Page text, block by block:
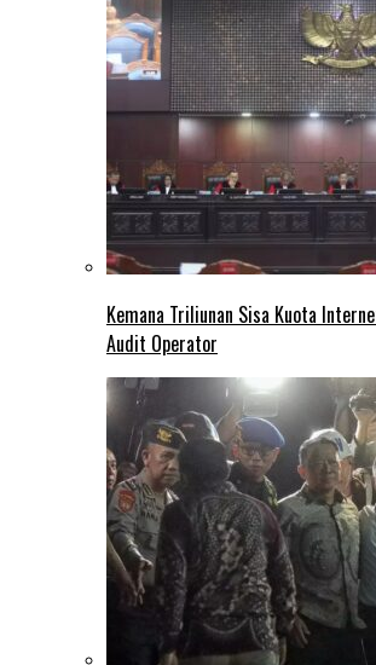
Kemana Triliunan Sisa Kuota
Audit Operator